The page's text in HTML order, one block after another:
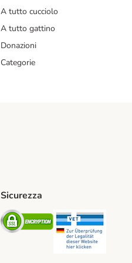
A tutto cucciolo
A tutto gattino
Donazioni
Categorie
Sicurezza
Security